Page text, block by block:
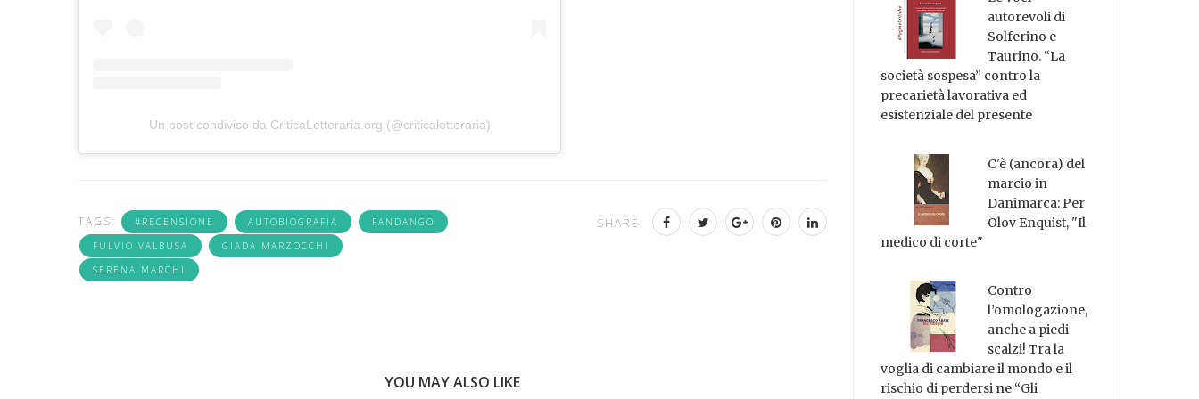
Un post condiviso da CriticaLetteraria.org (@criticaletteraria)
TAGS: #RECENSIONE AUTOBIOGRAFIA
FANDANGO
FULVIO VALBUSA
GIADA MARZOCCHI
SERENA MARCHI
SHARE:
YOU MAY ALSO LIKE
autorevoli di
Solferino e
Taurino. “La
società sospesa” contro la
precarietà lavorativa ed
esistenziale del presente
C'è (ancora) del
marcio in
Danimarca: Per
Olov Enquist, "Il
medico di corte"
Contro
l’omologazione,
anche a piedi
scalzi! Tra la
voglia di cambiare il mondo e il
rischio di perdersi ne “Gli